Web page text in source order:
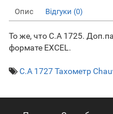
Опис Відгуки (0)
То же, что С.А 1725.
формате EXCEL.
C.A 1727 Тахометр